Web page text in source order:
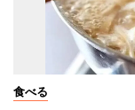
食べる